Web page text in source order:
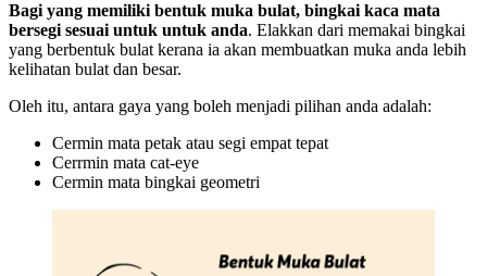
Bagi yang memiliki bentuk muka bulat, bingkai kaca mata
bersegi sesuai untuk untuk anda. Elakkan dari memakai bingkai
yang berbentuk bulat kerana ia akan membuatkan muka anda lebih
kelihatan bulat dan besar.
Oleh itu, antara gaya yang boleh menjadi pilihan anda adalah:
Cermin mata petak atau segi empat tepat
Cerrmin mata cat-eye
Cermin mata bingkai geometri